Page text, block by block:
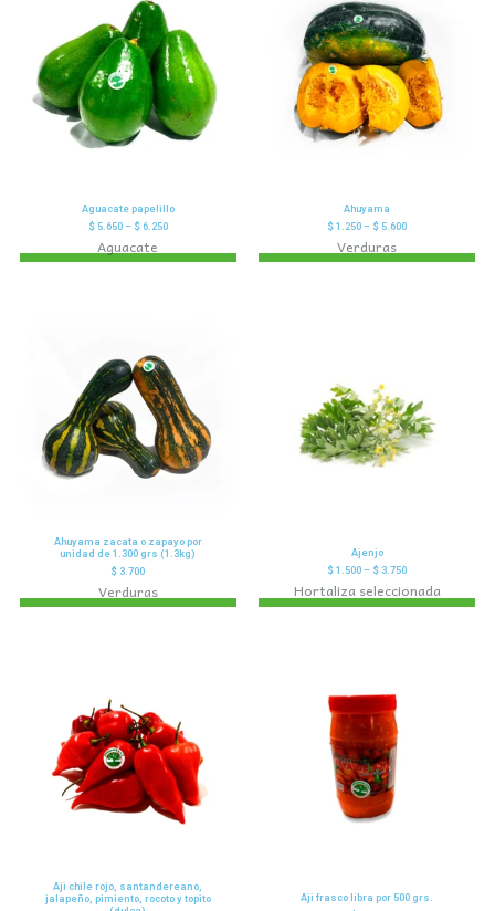
Aguacate papelillo
$5.650– $6.250
Aguacate
Ahuyama
$ 1.250 – $ 5.600
Verduras
Ahuyama zacata o zapayo por
unidad de 1.300 grs (1.3kg)
$ 3.700
Verduras
Ajenjo
$ 1.500 – $ 3.750
Hortaliza seleccionada
Aji chile rojo, santandereano,
jalapeño, pimiento, rocoto y topito
Aji frasco libra por 500 grs.